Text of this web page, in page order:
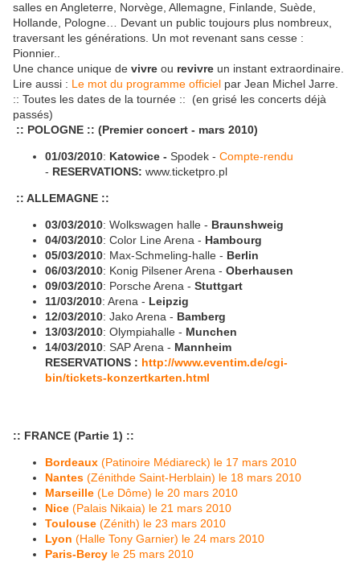
salles en Angleterre, Norvège, Allemagne, Finlande, Suède,
Hollande, Pologne… Devant un public toujours plus nombreux,
traversant les générations. Un mot revenant sans cesse :
Pionnier..
Une chance unique de vivre ou revivre un instant extraordinaire.
Lire aussi : Le mot du programme officiel par Jean Michel Jarre.
:: Toutes les dates de la tournée :: (en grisé les concerts déjà
passés)
:: POLOGNE :: (Premier concert - mars 2010)
01/03/2010: Katowice - Spodek - Compte-rendu
- RESERVATIONS: www.ticketpro.pl
:: ALLEMAGNE ::
03/03/2010: Wolkswagen halle - Braunshweig
04/03/2010: Color Line Arena - Hambourg
05/03/2010: Max-Schmeling-halle - Berlin
06/03/2010: Konig Pilsener Arena - Oberhausen
09/03/2010: Porsche Arena - Stuttgart
11/03/2010: Arena - Leipzig
12/03/2010: Jako Arena - Bamberg
13/03/2010: Olympiahalle - Munchen
14/03/2010: SAP Arena - Mannheim
RESERVATIONS : http://www.eventim.de/cgi-
bin/tickets-konzertkarten.html
:: FRANCE (Partie 1) ::
Bordeaux (Patinoire Médiareck) le 17 mars 2010
Nantes (Zénithde Saint-Herblain) le 18 mars 2010
Marseille (Le Dôme) le 20 mars 2010
Nice (Palais Nikaia) le 21 mars 2010
Toulouse (Zénith) le 23 mars 2010
Lyon (Halle Tony Garnier) le 24 mars 2010
Paris-Bercy le 25 mars 2010